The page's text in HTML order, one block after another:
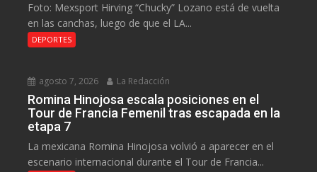
Foto: Mexsport Hirving “Chucky” Lozano está de vuelta
en las canchas, luego de que el LA...
DEPORTES
agosto 7, 2026 La Redacción
Romina Hinojosa escala posiciones en el
Tour de Francia Femenil tras escapada en la
etapa 7
La mexicana Romina Hinojosa volvió a aparecer en el
escenario internacional durante el Tour de Francia...